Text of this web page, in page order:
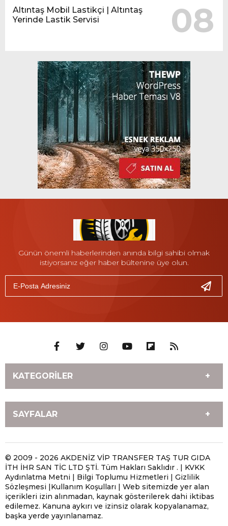
Altıntaş Mobil Lastikçi | Altıntaş
Yerinde Lastik Servisi
08
Günün önemli haberlerinden anında bilgi sahibi olmak
istiyorsanız eğer haber bültenine üye olun.
KATEGORİLER
HİZMETLERİMİZ
ANTALYA MOBİL LASTİKÇİ
İLETİŞİM
Değişimi
Antalya Oto ve Motosiklet
Lastik Yol Yardım
Antalya Gezici Lastikçi |
Mobil Lastik Servisi
Ayağınıza Gelsin
Antalya En Yakın Lastikçi |
Size En Yakın Mobil Lastik
Servisi
Antalya Hava Kaçıran
Lastik Tamiri | Mobil
SAYFALAR
Antalya Çivi Batan Lastik
Tamiri | Mobil Lastikçi ile
Yerinde Onarım
Antalya Patlak Lastik
Tamiri | Mobil Lastik
Tamir Hizmeti
Antalya Acil Lastikçi |
Yerinde Mobil Lastik
Antalya 7/24 Mobil
Lastikçi | Acil Yol Yardım
© 2009 - 2026 AKDENİZ VİP TRANSFER TAŞ TUR GIDA
İTH İHR SAN TİC LTD ŞTİ. Tüm Hakları Saklıdır . | KVKK
Aydınlatma Metni | Bilgi Toplumu Hizmetleri | Gizlilik
Sözleşmesi |Kullanım Koşulları | Web sitemizde yer alan
içerikleri izin alınmadan, kaynak gösterilerek dahi iktibas
edilemez. Kanuna aykırı ve izinsiz olarak kopyalanamaz,
başka yerde yayınlanamaz.